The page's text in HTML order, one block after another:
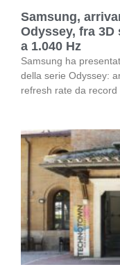
Samsung,
Odyssey, fra
a 1.040 Hz
Samsung ha
della serie Odyssey:
refresh rate da